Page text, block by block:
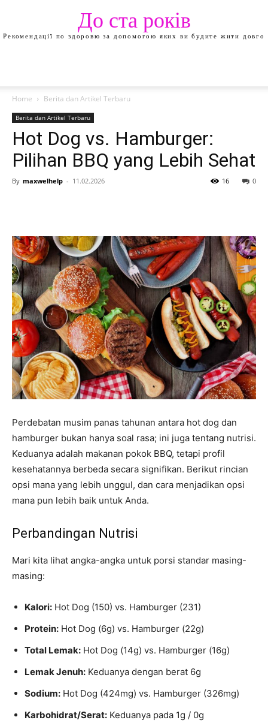
До ста років
Рекомендації по здоровю за допомогою яких ви будите жити довго
Home Berita dan Artikel Terbaru
Berita dan Artikel Terbaru
Hot Dog vs. Hamburger:
Pilihan BBQ yang Lebih Sehat
By maxwelhelp - 11.02.2026 0
16
Perdebatan musim panas tahunan antara hot dog dan
hamburger bukan hanya soal rasa; ini juga tentang nutrisi.
Keduanya adalah makanan pokok BBQ, tetapi profil
kesehatannya berbeda secara signifikan. Berikut rincian
opsi mana yang lebih unggul, dan cara menjadikan opsi
mana pun lebih baik untuk Anda.
Perbandingan Nutrisi
Mari kita lihat angka-angka untuk porsi standar masing-
masing:
Kalori: Hot Dog (150) vs. Hamburger (231)
Protein: Hot Dog (6g) vs. Hamburger (22g)
Total Lemak: Hot Dog (14g) vs. Hamburger (16g)
Lemak Jenuh: Keduanya dengan berat 6g
Sodium: Hot Dog (424mg) vs. Hamburger (326mg)
Karbohidrat/Serat: Keduanya pada 1g / 0g